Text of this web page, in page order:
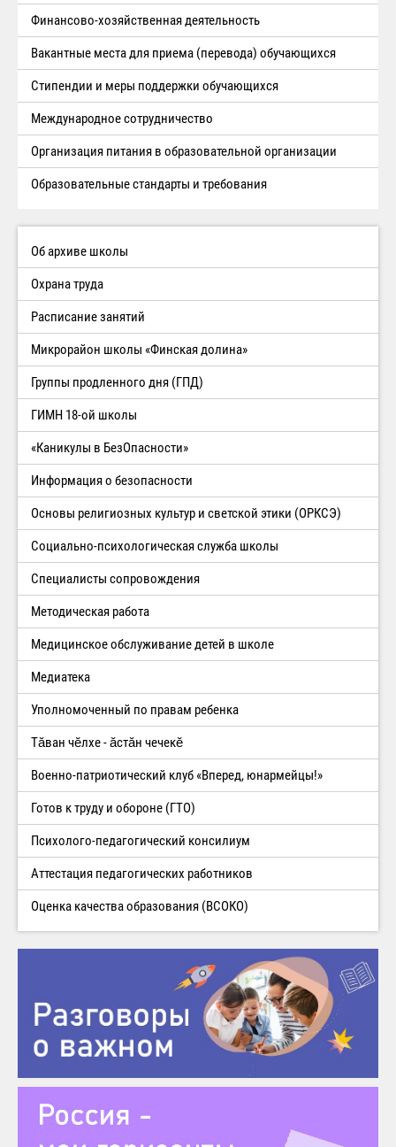
Финансово-хозяйственная деятельность
Вакантные места для приема (перевода) обучающихся
Стипендии и меры поддержки обучающихся
Международное сотрудничество
Организация питания в образовательной организации
Образовательные стандарты и требования
Об архиве школы
Охрана труда
Расписание занятий
Микрорайон школы «Финская долина»
Группы продленного дня (ГПД)
ГИМН 18-ой школы
«Каникулы в БезОпасности»
Информация о безопасности
Основы религиозных культур и светской этики (ОРКСЭ)
Социально-психологическая служба школы
Специалисты сопровождения
Методическая работа
Медицинское обслуживание детей в школе
Медиатека
Уполномоченный по правам ребенка
Тăван чĕлхе - ăстăн чечекĕ
Военно-патриотический клуб «Вперед, юнармейцы!»
Готов к труду и обороне (ГТО)
Психолого-педагогический консилиум
Аттестация педагогических работников
Оценка качества образования (ВСОКО)